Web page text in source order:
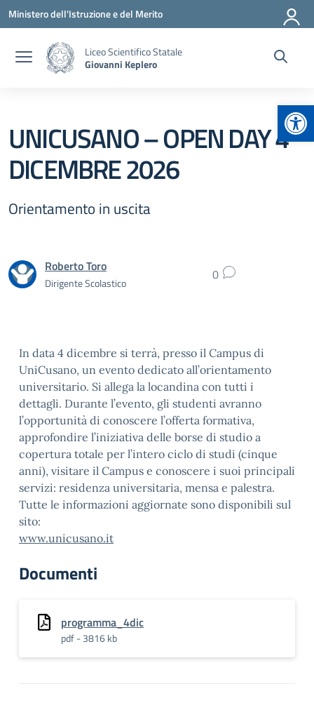
Vai ai contenuti
Vai al menu di navigazione
Vai al footer
Ministero dell'Istruzione e del Merito
Liceo Scientifico Statale
Giovanni Keplero
UNICUSANO – OPEN DAY 4
DICEMBRE 2026
Orientamento in uscita
Roberto Toro
Dirigente Scolastico 0
In data 4 dicembre si terrà, presso il Campus di
UniCusano, un evento dedicato all’orientamento
universitario. Si allega la locandina con tutti i
dettagli. Durante l’evento, gli studenti avranno
l’opportunità di conoscere l’offerta formativa,
approfondire l’iniziativa delle borse di studio a
copertura totale per l’intero ciclo di studi (cinque
anni), visitare il Campus e conoscere i suoi principali
servizi: residenza universitaria, mensa e palestra.
Tutte le informazioni aggiornate sono disponibili sul
sito:
www.unicusano.it
Documenti
programma_4dic
pdf - 3816 kb